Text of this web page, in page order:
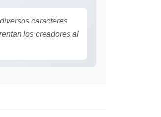
caracteres
los creadores al